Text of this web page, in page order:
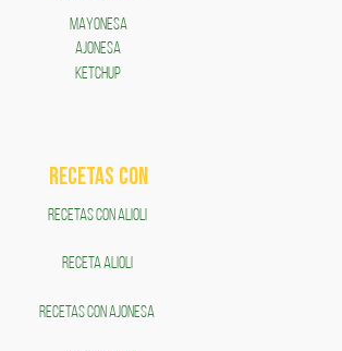
MAYONESA
AJONESA
KETCHUP
RECETAS COn
RECETAS CON ALIOLI
RECETA ALIOLI
RECETAS CON AJONESA